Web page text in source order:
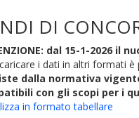
DI
dal 15-1-2026 il
i dati in altri formati
dalla normativa
con gli scopi per i
in formato tabellare